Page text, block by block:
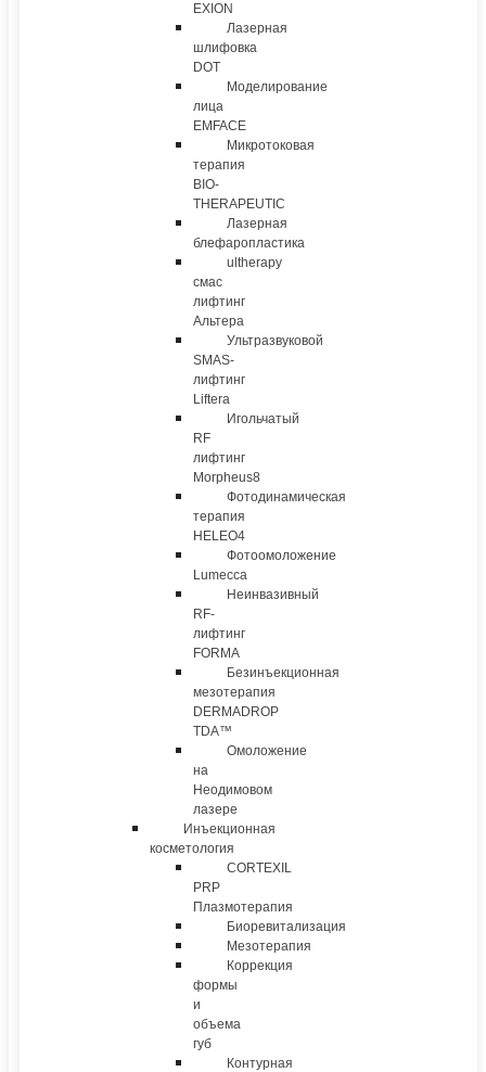
EXION
Лазерная
шлифовка
DOT
Моделирование
лица
EMFACE
Микротоковая
терапия
BIO-
THERAPEUTIC
Лазерная
блефаропластика
ultherapy
смас
лифтинг
Альтера
Ультразвуковой
SMAS-
лифтинг
Liftera
Игольчатый
RF
лифтинг
Morpheus8
Фотодинамическая
терапия
HELEO4
Фотоомоложение
Lumecca
Неинвазивный
RF-
лифтинг
FORMA
Безинъекционная
мезотерапия
DERMADROP
TDA™
Омоложение
на
Неодимовом
лазере
Инъекционная
косметология
CORTEXIL
PRP
Плазмотерапия
Биоревитализация
Мезотерапия
Коррекция
формы
и
объема
губ
Контурная